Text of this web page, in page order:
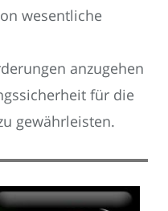
wesentliche
anzugehen
für die
gewährleisten.